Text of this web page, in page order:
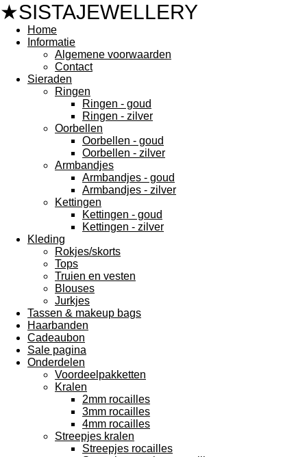
★SISTAJEWELLERY
Home
Informatie
Algemene voorwaarden
Contact
Sieraden
Ringen
Ringen - goud
Ringen - zilver
Oorbellen
Oorbellen - goud
Oorbellen - zilver
Armbandjes
Armbandjes - goud
Armbandjes - zilver
Kettingen
Kettingen - goud
Kettingen - zilver
Kleding
Rokjes/skorts
Tops
Truien en vesten
Blouses
Jurkjes
Tassen & makeup bags
Haarbanden
Cadeaubon
Sale pagina
Onderdelen
Voordeelpakketten
Kralen
2mm rocailles
3mm rocailles
4mm rocailles
Streepjes kralen
Streepjes rocailles